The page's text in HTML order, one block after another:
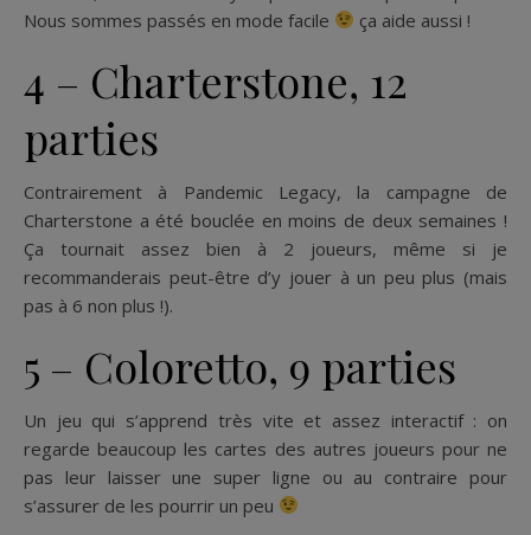
Nous sommes passés en mode facile
ça aide aussi !
4 – Charterstone, 12
parties
Contrairement à Pandemic Legacy, la campagne de
Charterstone a été bouclée en moins de deux semaines !
Ça tournait assez bien à 2 joueurs, même si je
recommanderais peut-être d’y jouer à un peu plus (mais
pas à 6 non plus !).
5 – Coloretto, 9 parties
Un jeu qui s’apprend très vite et assez interactif : on
regarde beaucoup les cartes des autres joueurs pour ne
pas leur laisser une super ligne ou au contraire pour
s’assurer de les pourrir un peu